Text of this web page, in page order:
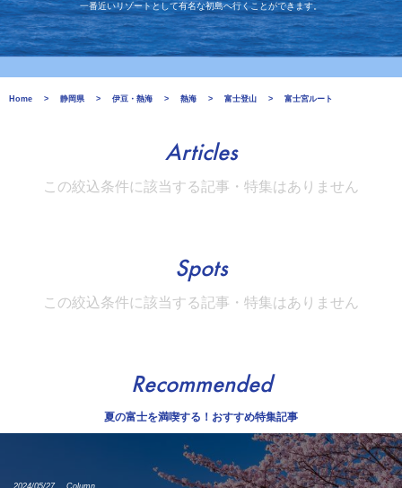
一番近いリゾートとして有名な初島へ行くことができます。
Home 静岡県 伊豆・熱海 熱海 富士登山 富士宮ルート
Articles
この絞込条件に該当する記事・特集はありません
Spots
この絞込条件に該当する記事・特集はありません
Recommended
夏の富士を満喫する！おすすめ特集記事
2024/05/27 Column